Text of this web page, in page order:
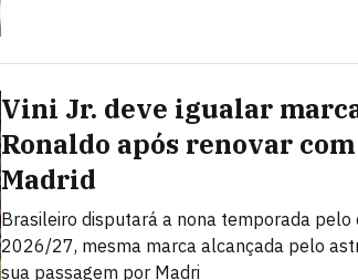
Vini Jr. deve igualar
Ronaldo após renovar
Madrid
Brasileiro disputará a nona temporada
2026/27, mesma marca alcançada pelo
sua passagem por Madri